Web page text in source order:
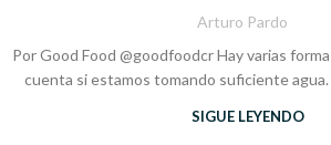
Arturo Pardo
Por Good Food @goodfoodcr Hay varias
cuenta si estamos tomando suficiente agua.
SIGUE LEYENDO